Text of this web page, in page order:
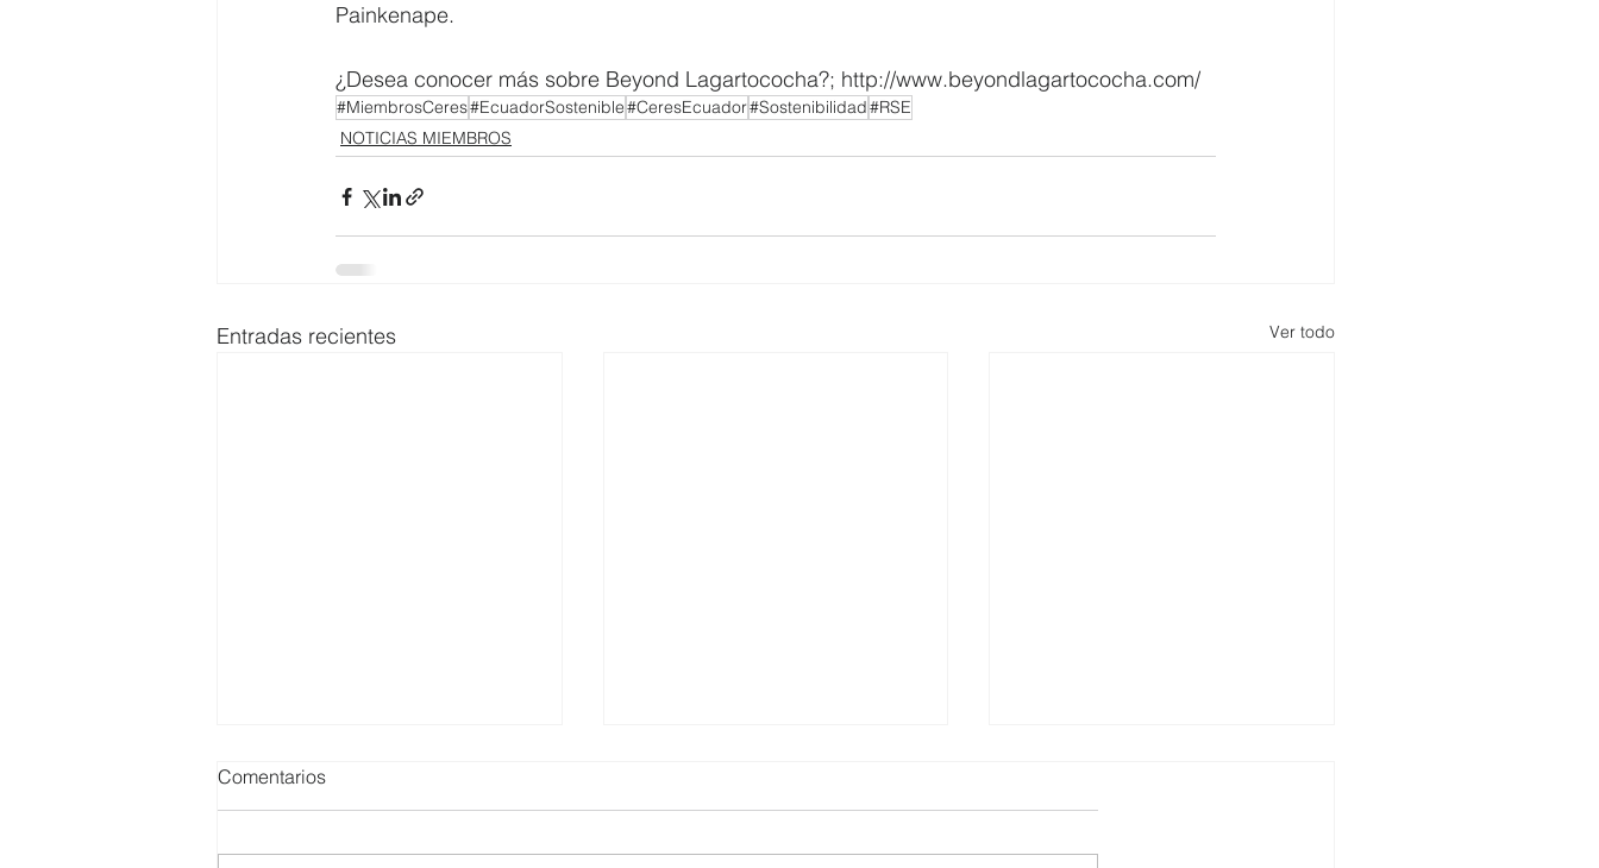
Painkenape.
¿Desea conocer más sobre Beyond Lagartococha?; http://www.beyondlagartococha.com/
#MiembrosCeres#EcuadorSostenible#CeresEcuador#Sostenibilidad#RSE
NOTICIAS MIEMBROS
Entradas recientes Ver todo
Comentarios